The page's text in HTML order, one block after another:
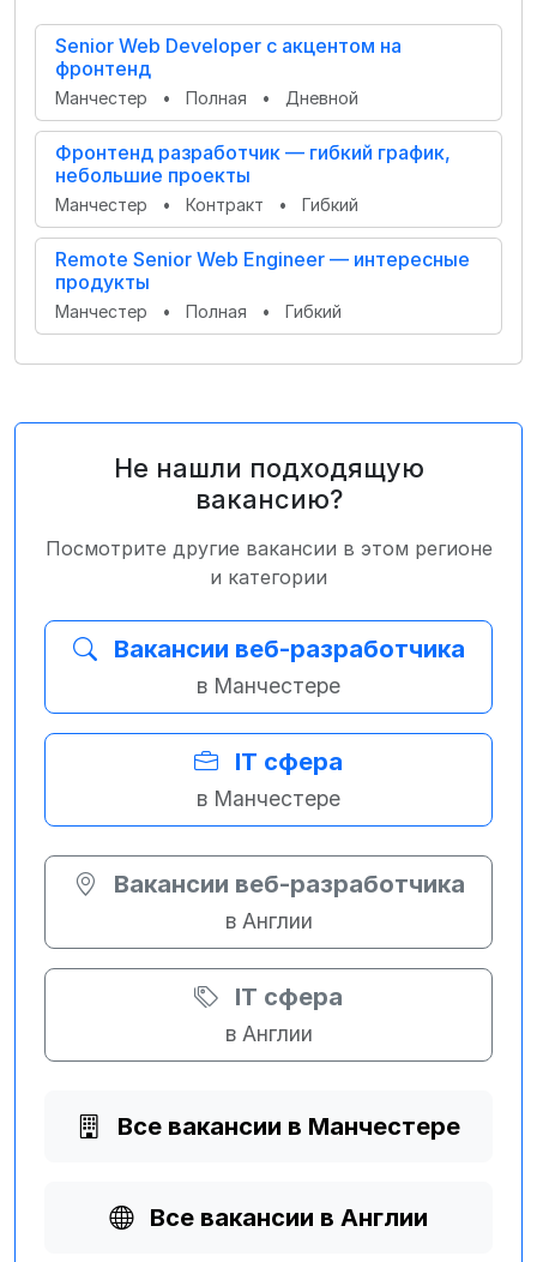
Senior Web Developer с акцентом на
фронтенд
Манчестер • Полная • Дневной
Фронтенд разработчик — гибкий график,
небольшие проекты
Манчестер • Контракт • Гибкий
Remote Senior Web Engineer — интересные
продукты
Манчестер • Полная • Гибкий
Не нашли подходящую
вакансию?
Посмотрите другие вакансии в этом регионе
и категории
Вакансии веб-разработчика
в Манчестере
IT сфера
в Манчестере
Вакансии веб-разработчика
в Англии
IT сфера
в Англии
Все вакансии в Манчестере
Все вакансии в Англии